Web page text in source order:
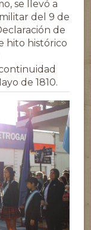
se llevó a
del 9 de
de
hito histórico
de 1810.